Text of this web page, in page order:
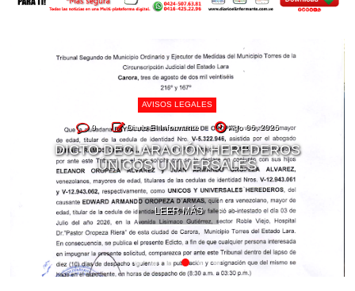
AVISOS LEGALES
0 Diario El Informante Ago 06, 2026
DICTO DECLARACIÓN HEREDEROS
ÚNICOS UNIVERSALES
LEER MÁS